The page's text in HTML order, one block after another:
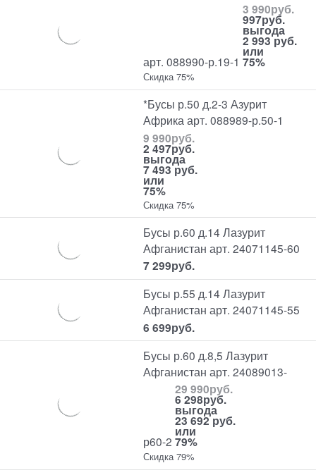
арт. 088990-р.19-1
3 990руб.
997руб.
выгода
2 993 руб.
или
75%
Скидка 75%
*Бусы р.50 д.2-3 Азурит
Африка арт. 088989-р.50-1
9 990руб.
2 497руб.
выгода
7 493 руб.
или
75%
Скидка 75%
Бусы р.60 д.14 Лазурит
Афганистан арт. 24071145-60
7 299руб.
Бусы р.55 д.14 Лазурит
Афганистан арт. 24071145-55
6 699руб.
Бусы р.60 д.8,5 Лазурит
Афганистан арт. 24089013-
р60-2
29 990руб.
6 298руб.
выгода
23 692 руб.
или
79%
Скидка 79%